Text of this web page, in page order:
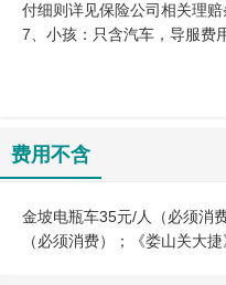
付细则详见保险公司相关理赔
7、小孩：只含汽车，导服费
费用不含
金坡电瓶车35元/人（必须消
（必须消费）；《娄山关大